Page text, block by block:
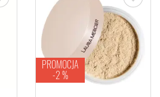
PROMOCJA
-2 %